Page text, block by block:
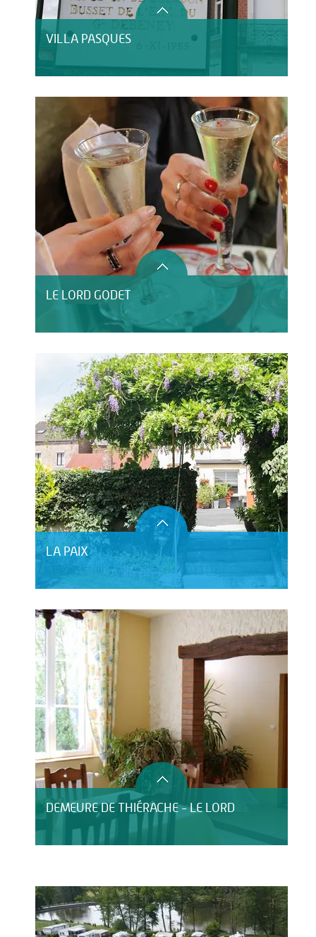
VILLA PASQUES
LE LORD GODET
LA PAIX
DEMEURE DE THIÉRACHE - LE LORD
HÔTEL LE CLOS DU MONTVINAGE